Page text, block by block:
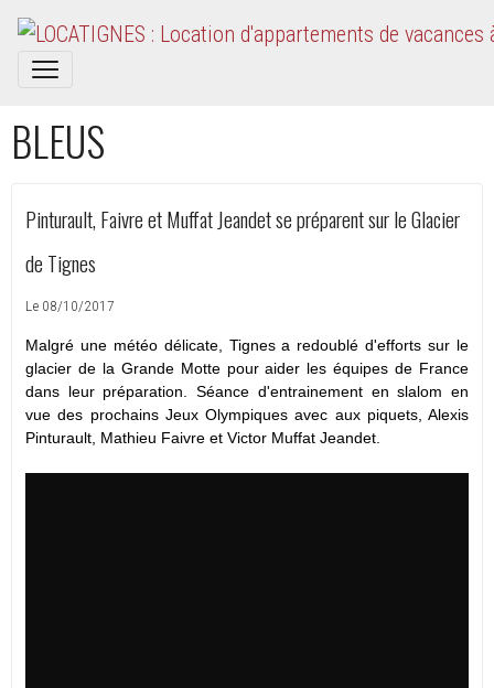
BLEUS
Pinturault, Faivre et Muffat Jeandet se préparent sur le Glacier
de Tignes
Le 08/10/2017
Malgré une météo délicate, Tignes a redoublé d'efforts sur le
glacier de la Grande Motte pour aider les équipes de France
dans leur préparation. Séance d'entrainement en slalom en
vue des prochains Jeux Olympiques avec aux piquets, Alexis
Pinturault, Mathieu Faivre et Victor Muffat Jeandet.